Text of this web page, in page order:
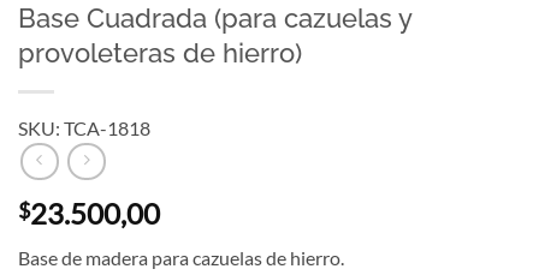
Base Cuadrada (para cazuelas y
provoleteras de hierro)
SKU: TCA-1818
$23.500,00
Base de madera para cazuelas de hierro.